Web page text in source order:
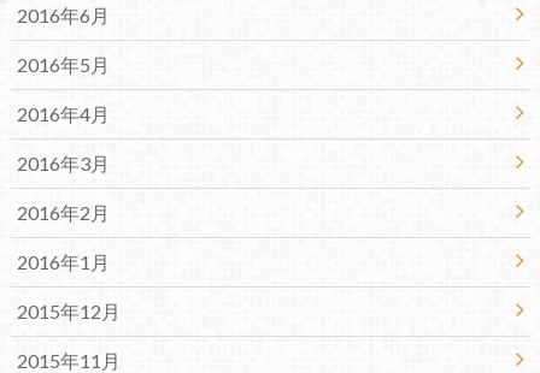
2016年6月
2016年5月
2016年4月
2016年3月
2016年2月
2016年1月
2015年12月
2015年11月